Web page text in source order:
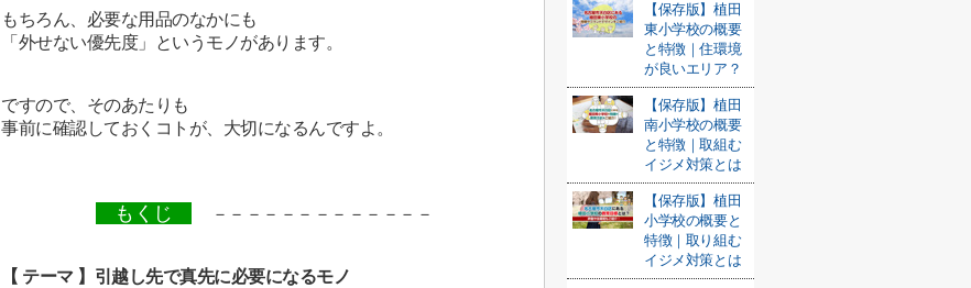
もちろん、 必要な用品のなかにも
「外せない優先度」というモノがあります。
ですので、 そのあたりも
事前に確認しておくコトが、大切になるんですよ。
もくじ －－－－－－－－－－－－－
【 テーマ 】引越し先で真先に必要になるモノ
【保存版】植田
東小学校の概要
と特徴｜住環境
が良いエリア？
【保存版】植田
南小学校の概要
と特徴｜取組む
イジメ対策とは
【保存版】植田
小学校の概要と
特徴｜取り組む
イジメ対策とは